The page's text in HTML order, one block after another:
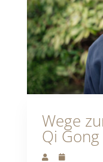
Wege
Qi Gong